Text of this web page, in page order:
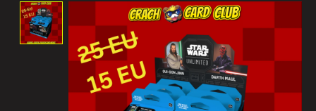
Product image slideshow Items